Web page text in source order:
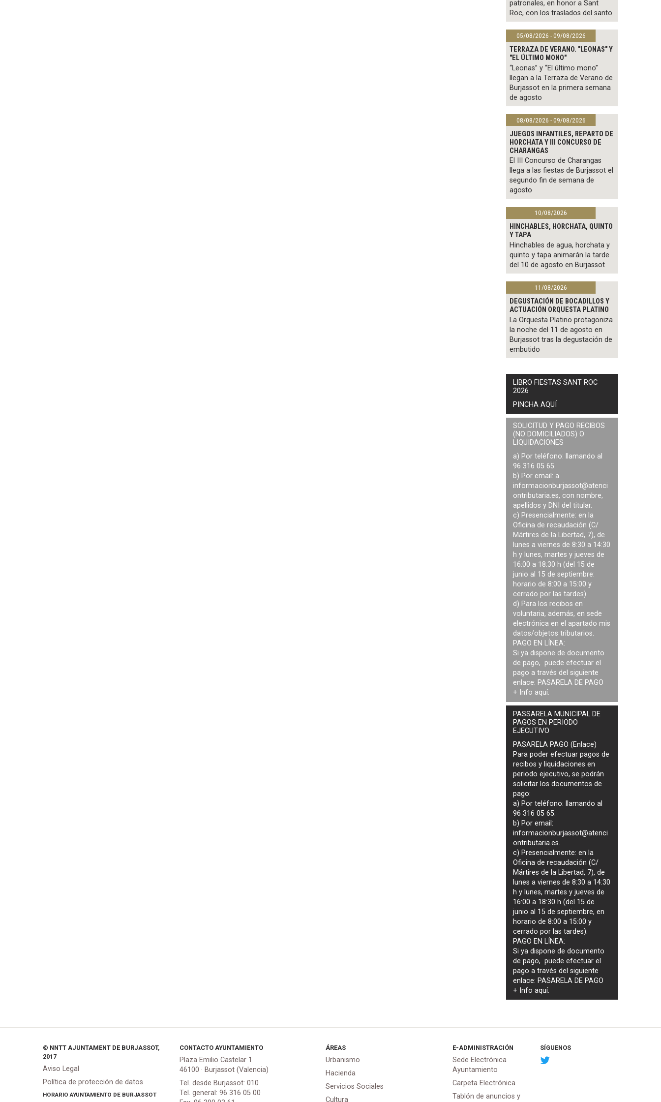
patronales, en honor a Sant
Roc, con los traslados del santo
05/08/2026 - 09/08/2026
TERRAZA DE VERANO. "LEONAS" Y
"EL ÚLTIMO MONO"
“Leonas” y “El último mono”
llegan a la Terraza de Verano de
Burjassot en la primera semana
de agosto
08/08/2026 - 09/08/2026
JUEGOS INFANTILES, REPARTO DE
HORCHATA Y III CONCURSO DE
CHARANGAS
El III Concurso de Charangas
llega a las fiestas de Burjassot el
segundo fin de semana de
agosto
10/08/2026
HINCHABLES, HORCHATA, QUINTO
Y TAPA
Hinchables de agua, horchata y
quinto y tapa animarán la tarde
del 10 de agosto en Burjassot
11/08/2026
DEGUSTACIÓN DE BOCADILLOS Y
ACTUACIÓN ORQUESTA PLATINO
La Orquesta Platino protagoniza
la noche del 11 de agosto en
Burjassot tras la degustación de
embutido
LIBRO FIESTAS SANT ROC
2026
PINCHA AQUÍ
SOLICITUD Y PAGO RECIBOS
(NO DOMICILIADOS) O
LIQUIDACIONES
a) Por teléfono: llamando al
96 316 05 65.
b) Por email: a
informacionburjassot@atenci
ontributaria.es, con nombre,
apellidos y DNI del titular.
c) Presencialmente: en la
Oficina de recaudación (C/
Mártires de la Libertad, 7), de
lunes a viernes de 8:30 a 14:30
h y lunes, martes y jueves de
16:00 a 18:30 h (del 15 de
junio al 15 de septiembre:
horario de 8:00 a 15:00 y
cerrado por las tardes).
d) Para los recibos en
voluntaria, además, en sede
electrónica en el apartado mis
datos/objetos tributarios.
PAGO EN LÍNEA:
Si ya dispone de documento
de pago, puede efectuar el
pago a través del siguiente
enlace: PASARELA DE PAGO
+ Info aquí.
PASSARELA MUNICIPAL DE
PAGOS EN PERIODO
EJECUTIVO
PASARELA PAGO (Enlace)
Para poder efectuar pagos de
recibos y liquidaciones en
periodo ejecutivo, se podrán
solicitar los documentos de
pago:
a) Por teléfono: llamando al
96 316 05 65.
b) Por email:
informacionburjassot@atenci
ontributaria.es.
c) Presencialmente: en la
Oficina de recaudación (C/
Mártires de la Libertad, 7), de
lunes a viernes de 8:30 a 14:30
h y lunes, martes y jueves de
16:00 a 18:30 h (del 15 de
junio al 15 de septiembre, en
horario de 8:00 a 15:00 y
cerrado por las tardes).
PAGO EN LÍNEA:
Si ya dispone de documento
de pago, puede efectuar el
pago a través del siguiente
enlace: PASARELA DE PAGO
+ Infoaquí.
© NNTT AJUNTAMENT DE BURJASSOT,
2017
Aviso Legal
Política de protección de datos
HORARIO AYUNTAMIENTO DE BURJASSOT
CONTACTO AYUNTAMIENTO
Plaza Emilio Castelar 1
46100 · Burjassot (Valencia)
Tel. desde Burjassot: 010
Tel. general: 96 316 05 00
ÁREAS
Urbanismo
Hacienda
Servicios Sociales
Cultura
E-ADMINISTRACIÓN
Sede Electrónica
Ayuntamiento
Carpeta Electrónica
Tablón de anuncios y
SÍGUENOS